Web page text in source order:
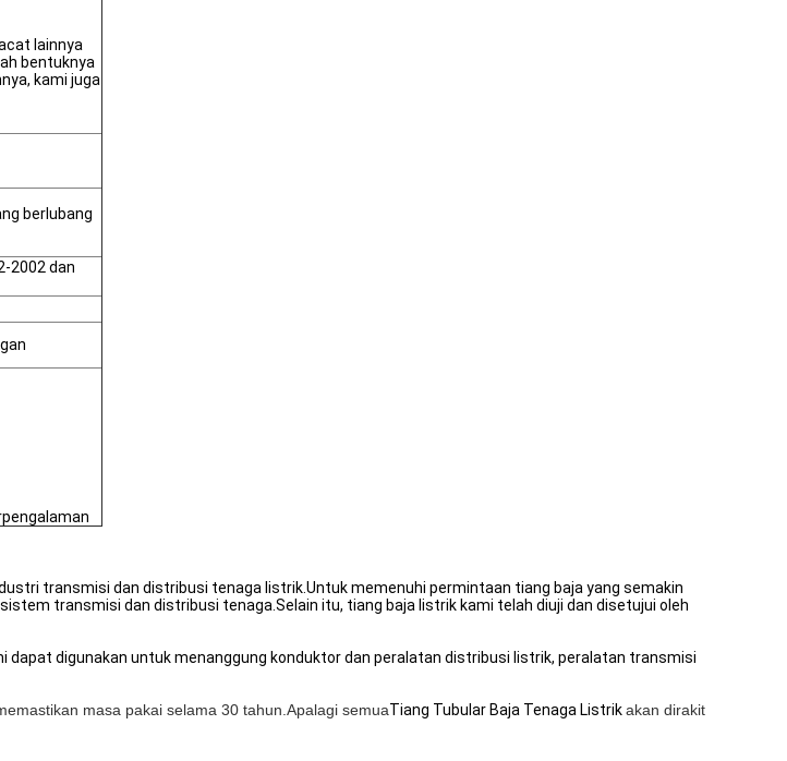
lainnya
bentuknya
kami juga
berlubang
2002 dan
transmisi dan distribusi tenaga listrik.Untuk memenuhi permintaan tiang baja yang semakin
transmisi dan distribusi tenaga.Selain itu, tiang baja listrik kami telah diuji dan disetujui oleh
digunakan untuk menanggung konduktor dan peralatan distribusi listrik, peralatan transmisi
masa pakai selama 30 tahun.Apalagi semuaTiang Tubular Baja Tenaga Listrikakan dirakit